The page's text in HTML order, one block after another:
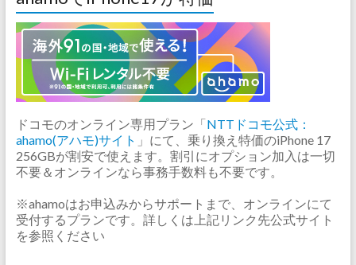
ドコモのオンライン専用プラン「NTTドコモ公式：
ahamo(アハモ)サイト 」にて、乗り換え特価のiPhone 17
256GBが割安で使えます。割引にオプション加入は一切
不要＆オンラインなら事務手数料も不要です。
※ahamoはお申込みからサポートまで、オンラインにて
受付するプランです。詳しくは上記リンク先公式サイト
を参照ください